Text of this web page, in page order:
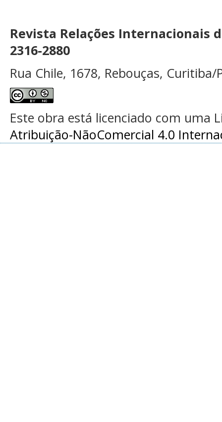
Revista Relações Internacionais
2316-2880
Rua Chile, 1678, Rebouças, Curitiba/
Este obra está licenciado com uma
Atribuição-NãoComercial 4.0